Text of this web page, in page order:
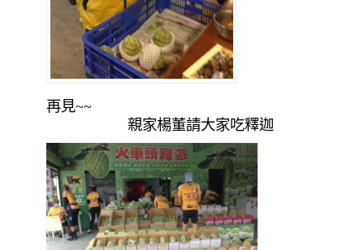
再見~~
親家楊董請大家吃釋迦